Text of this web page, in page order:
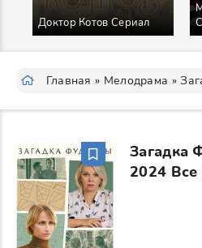
Доктор Котов Сериал
Главная » Мелодрама »
Загадка
2024